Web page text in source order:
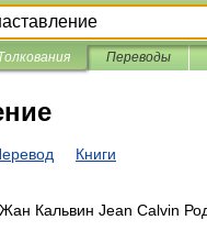
Переводы
Книги
Кальвин Jean Calvin